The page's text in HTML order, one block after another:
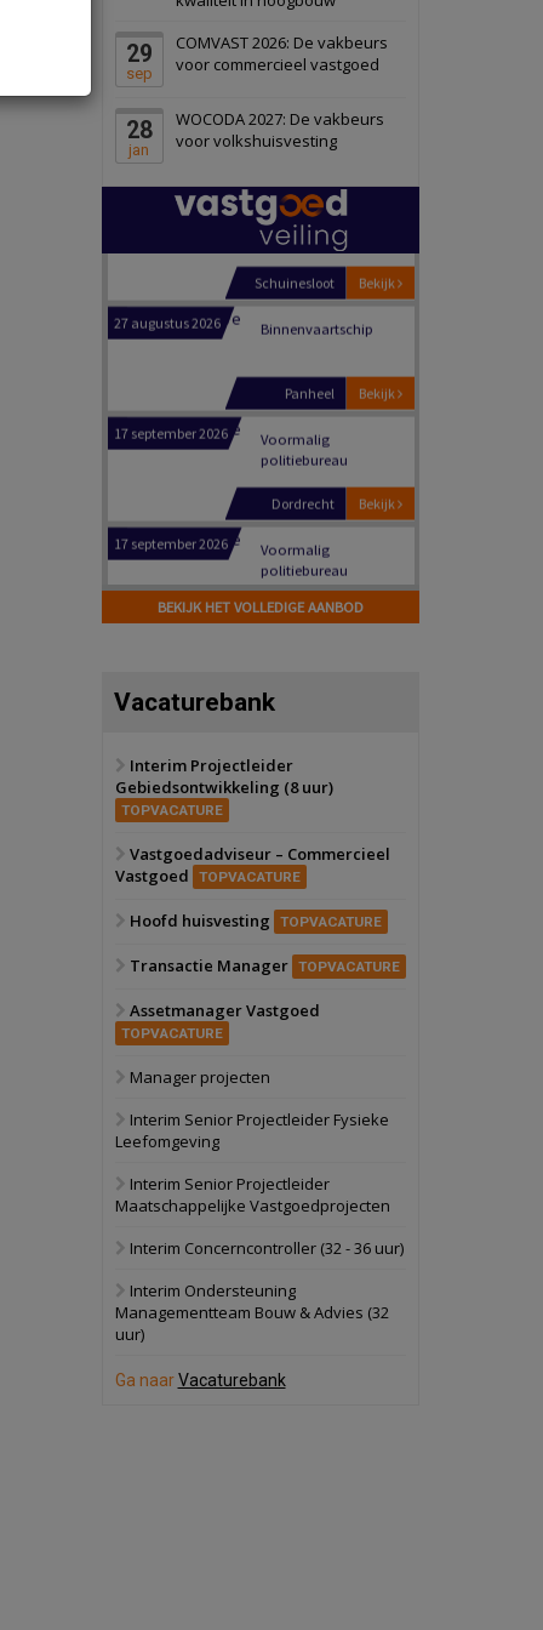
29
sep
COMVAST 2026: De vakbeurs
voor commercieel vastgoed
28
jan
WOCODA 2027: De vakbeurs
voor volkshuisvesting
Schiedam
22 september 2026 Attractiepark
Bekijk
Oranje
28 september 2026
bedrijventerrein
Schuinesloot
Binnenvaartschip
Voormalig
politiebureau
Dordrecht
Voormalig
politiebureau
Hilversum
17 september 2026
Voormalig
Zwanenburg
6 oktober 2026
Oranje
28 september 2026
bedrijventerrein
Bekijk
Schuinesloot
politiebureau
17 september 2026
Voormalig
BEKIJK HET VOLLEDIGE AANBOD
Vacaturebank
Interim Projectleider
Gebiedsontwikkeling (8 uur)
TOPVACATURE
Vastgoedadviseur – Commercieel
Vastgoed
TOPVACATURE
Hoofd huisvesting TOPVACATURE
Transactie Manager TOPVACATURE
Assetmanager Vastgoed
TOPVACATURE
Manager projecten
Interim Senior Projectleider Fysieke
Leefomgeving
Interim Senior Projectleider
Maatschappelijke Vastgoedprojecten
Interim Concerncontroller (32 - 36 uur)
Interim Ondersteuning
Managementteam Bouw & Advies (32
uur)
Ga naarVacaturebank